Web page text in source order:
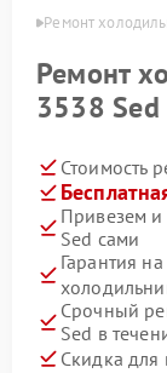
Ремонт
Ремонт
3538 Sed
Стоимость
Привезем и
Sed сами
Гарантия
Срочный
Sed в
Скидка для